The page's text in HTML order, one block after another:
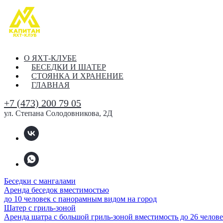
О ЯХТ-КЛУБЕ
БЕСЕДКИ И ШАТЕР
СТОЯНКА И ХРАНЕНИЕ
ГЛАВНАЯ
+7 (473) 200 79 05
ул. Степана Солодовникова, 2Д
Беседки с мангалами
Аренда беседок вместимостью
до 10 человек с панорамным видом на город
Шатер с гриль-зоной
Аренда шатра с большой гриль-зоной вместимость до 26